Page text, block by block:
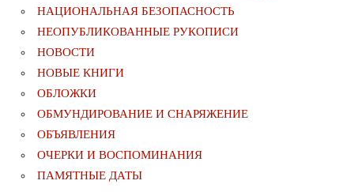
НАЦИОНАЛЬНАЯ БЕЗОПАСНОСТЬ
НЕОПУБЛИКОВАННЫЕ РУКОПИСИ
НОВОСТИ
НОВЫЕ КНИГИ
ОБЛОЖКИ
ОБМУНДИРОВАНИЕ И СНАРЯЖЕНИЕ
ОБЪЯВЛЕНИЯ
ОЧЕРКИ И ВОСПОМИНАНИЯ
ПАМЯТНЫЕ ДАТЫ